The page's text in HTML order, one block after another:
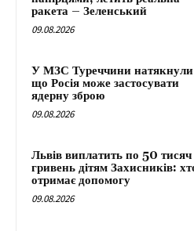
ракета – Зеленський
09.08.2026
У МЗС Туреччини
що Росія може застосувати
ядерну зброю
09.08.2026
Львів виплатить по 50 тисяч
гривень дітям Захисників:
отримає допомогу
09.08.2026